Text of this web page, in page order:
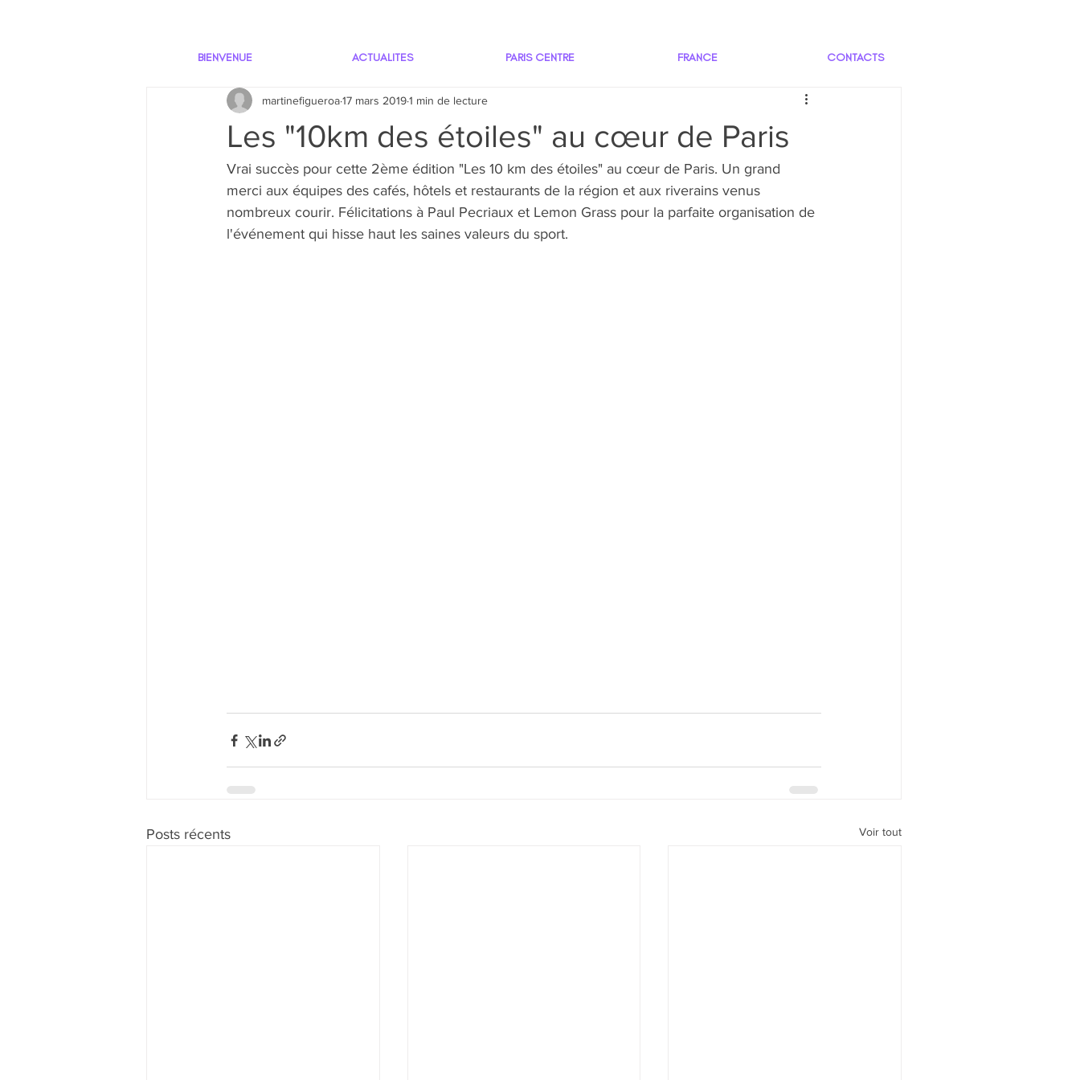
BIENVENUE ACTUALITES PARIS CENTRE FRANCE CONTACTS
Les "10km des étoiles" au cœur de Paris
martinefigueroa17 mars 20191 min de lecture
Vrai succès pour cette 2ème édition "Les 10 km des étoiles" au cœur de Paris. Un grand
merci aux équipes des cafés, hôtels et restaurants de la région et aux riverains venus
nombreux courir. Félicitations à Paul Pecriaux et Lemon Grass pour la parfaite organisation de
l'événement qui hisse haut les saines valeurs du sport.
Posts récents Voir tout